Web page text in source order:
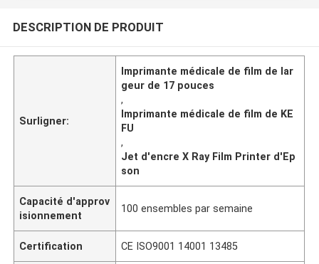
DESCRIPTION DE PRODUIT
Surligner:
Imprimante médicale de film de lar
geur de 17 pouces
,
Imprimante médicale de film de KE
FU
,
Jet d'encre X Ray Film Printer d'Ep
son
Capacité d'approv
isionnement
100 ensembles par semaine
Certification CE ISO9001 14001 13485